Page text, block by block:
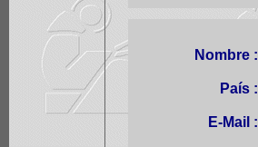
Nombre :
País :
E-Mail :